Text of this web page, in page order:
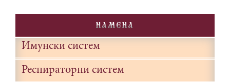
NAMENA
Имунски систем
Респираторни систем